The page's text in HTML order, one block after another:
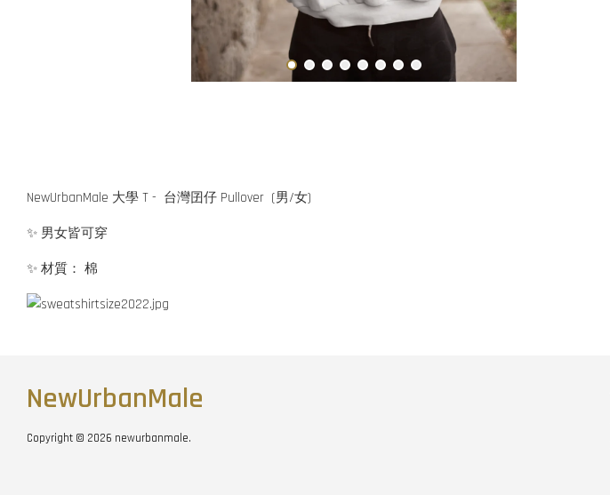
NewUrbanMale 大學 T - 台灣囝仔 Pullover (男/女)
✨ 男女皆可穿
✨ 材質： 棉
NewUrbanMale
Copyright © 2026 newurbanmale.